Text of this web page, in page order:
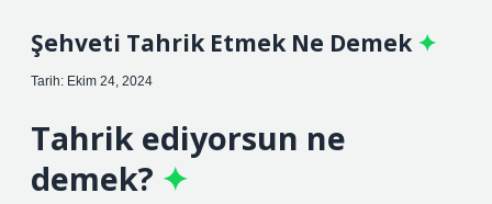
Şehveti Tahrik Etmek Ne Demek
Tarih: Ekim 24, 2024
Tahrik ediyorsun ne
demek?